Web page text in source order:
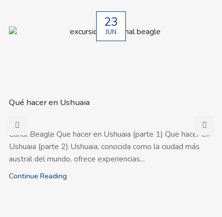
23
JUN
Qué hacer en Ushuaia
Canal Beagle Que hacer en Ushuaia (parte 1) Que hacer en
Ushuaia (parte 2) Ushuaia, conocida como la ciudad más
austral del mundo, ofrece experiencias...
Continue Reading